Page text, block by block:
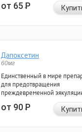
от 65Р
Дапоксетин
60мг
Единственный в мире
для предотвращения
преждевременной
от 90Р